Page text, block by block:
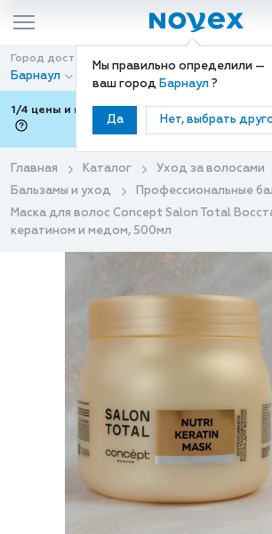
Мы правильно определили —
ваш город Барнаул ?
Да Нет, выбрать
Город доставки
Барнаул
Способ
Доставка
1/4 цены и покупки ваши с Подели
Можно
от 700
Главная Каталог
Уход за волосами
Бальзамы и уход
Профессиональные
Маска для волос Concept Salon Total
кератином и медом, 500мл